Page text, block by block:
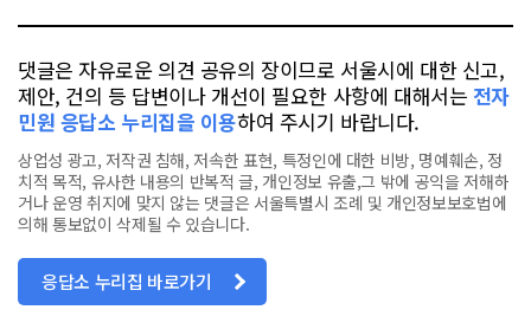
댓글은 자유로운 의견 공유의 장이므로 서울시에 대한 신고,
제안, 건의 등 답변이나 개선이 필요한 사항에 대해서는 전자
민원 응답소 누리집을 이용하여 주시기 바랍니다.
상업성 광고, 저작권 침해, 저속한 표현, 특정인에 대한 비방, 명예훼손, 정
치적 목적, 유사한 내용의 반복적 글, 개인정보 유출,그 밖에 공익을 저해하
거나 운영 취지에 맞지 않는 댓글은 서울특별시 조례 및 개인정보보호법에
의해 통보없이 삭제될 수 있습니다.
응답소 누리집 바로가기